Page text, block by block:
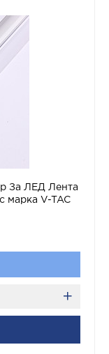
За ЛЕД Лента
марка V-TAC